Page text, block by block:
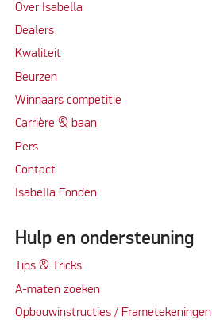
Over Isabella
Dealers
Kwaliteit
Beurzen
Winnaars competitie
Carrière & baan
Pers
Contact
Isabella Fonden
Hulp en ondersteuning
Tips & Tricks
A-maten zoeken
Opbouwinstructies / Frametekeningen